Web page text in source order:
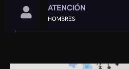
ATENCIÓN
HOMBRES